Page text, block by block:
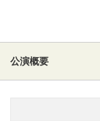
公演概要